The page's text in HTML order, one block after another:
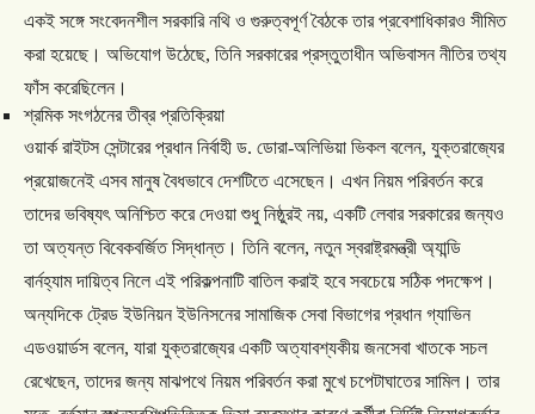
একই সঙ্গে সংবেদনশীল সরকারি নথি ও গুরুত্বপূর্ণ বৈঠকে তার প্রবেশাধিকারও সীমিত
করা হয়েছে। অভিযোগ উঠেছে, তিনি সরকারের প্রস্তুতাধীন অভিবাসন নীতির তথ্য
ফাঁস করেছিলেন।
শ্রমিক সংগঠনের তীব্র প্রতিক্রিয়া
ওয়ার্ক রাইটস সেন্টারের প্রধান নির্বাহী ড. ডোরা-অলিভিয়া ভিকল বলেন, যুক্তরাজ্যের
প্রয়োজনেই এসব মানুষ বৈধভাবে দেশটিতে এসেছেন। এখন নিয়ম পরিবর্তন করে
তাদের ভবিষ্যৎ অনিশ্চিত করে দেওয়া শুধু নিষ্ঠুরই নয়, একটি লেবার সরকারের জন্যও
তা অত্যন্ত বিবেকবর্জিত সিদ্ধান্ত। তিনি বলেন, নতুন স্বরাষ্ট্রমন্ত্রী অ্যান্ডি
বার্নহ্যাম দায়িত্ব নিলে এই পরিকল্পনাটি বাতিল করাই হবে সবচেয়ে সঠিক পদক্ষেপ।
অন্যদিকে ট্রেড ইউনিয়ন ইউনিসনের সামাজিক সেবা বিভাগের প্রধান গ্যাভিন
এডওয়ার্ডস বলেন, যারা যুক্তরাজ্যের একটি অত্যাবশ্যকীয় জনসেবা খাতকে সচল
রেখেছেন,তাদের জন্য মাঝপথে নিয়ম পরিবর্তন করা মুখে চপেটাঘাতের সামিল। তার